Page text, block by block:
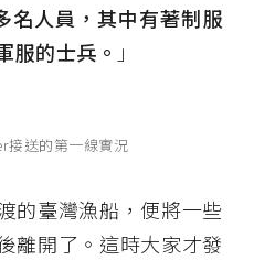
名人員，其中有著制服
服的士兵。 」
接送的第一線實況
的臺灣漁船，便將一些
離開了。這時大家才發